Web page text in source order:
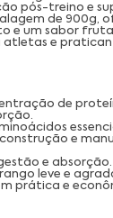
pós-treino e
de 900g,
e um sabor
atletas e
de
e
e absorção.
leve e
prática e